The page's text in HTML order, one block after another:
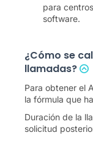
para
software.
¿Cómo se
llamadas?
Para obtener el
la fórmula que
Duración de la
solicitud